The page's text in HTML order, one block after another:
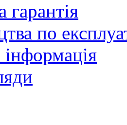
гарантія
по